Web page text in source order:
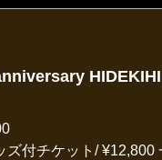
付チケット/ ¥12,800